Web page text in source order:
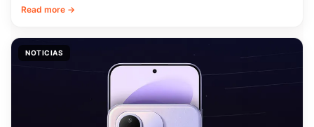
Read more →
NOTICIAS